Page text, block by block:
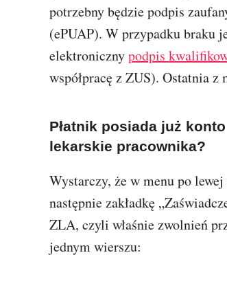
potrzebny będzie podpis
(ePUAP). W przypadku braku
elektronicznypodpis
współpracę z ZUS). Ostatnia
Płatnik posiada już
lekarskie pracownika?
Wystarczy, że w menu po
następnie zakładkę
ZLA, czyli właśnie zwolnień
jednym wierszu: